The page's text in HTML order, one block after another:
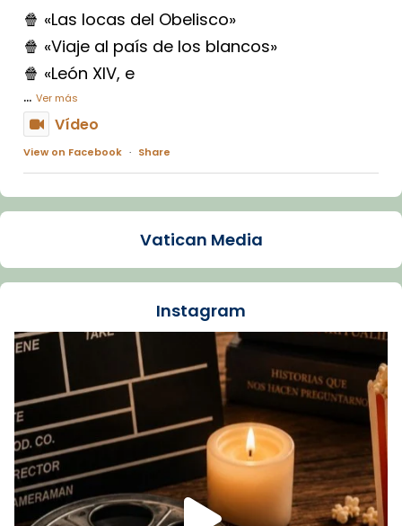
🍿 «Las locas del Obelisco»
🍿 «Viaje al país de los blancos»
🍿 «León XIV, e
... Ver más
Vídeo
View on Facebook · Share
Arquebisbat de Barcelona
La Carmina va patir depressió. Fa gairebé
dos mesos, a l'Estadi Lluís Companys, la
Recupera l'entrevista comp
Vatican
tican News 👇
www.vaticannews.va/es/iglesia/news/2026-
07/carmina-historia-depresion-papa-viaje-
espana-testimoni...
Foto
View on Facebook · Share
Vatican Media
Instagram